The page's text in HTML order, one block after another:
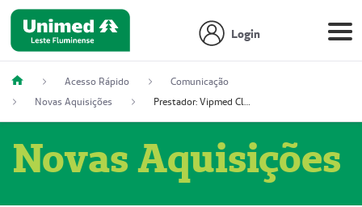
Login
Acesso Rápido
Comunicação
Novas Aquisições
Prestador: Vipmed Clínica Geral Ltda, 51004349-0 (Nome Fantasia: Policlínica Master)
Novas Aquisições